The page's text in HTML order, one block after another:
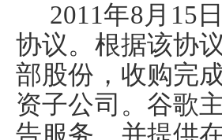
2011年8月 15 日
协议。根据该协
部股份，收购完
资子公司。谷歌